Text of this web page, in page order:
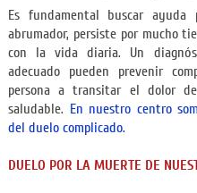
Es fundamental buscar
abrumador, persiste por mucho
con la vida diaria. Un
adecuado pueden prevenir
persona a transitar el dolor
saludable. En nuestro centro
del duelo complicado.
DUELO POR LA MUERTE DE